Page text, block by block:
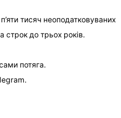
тисяч неоподатковуваних
строк до трьох років.
потяга.